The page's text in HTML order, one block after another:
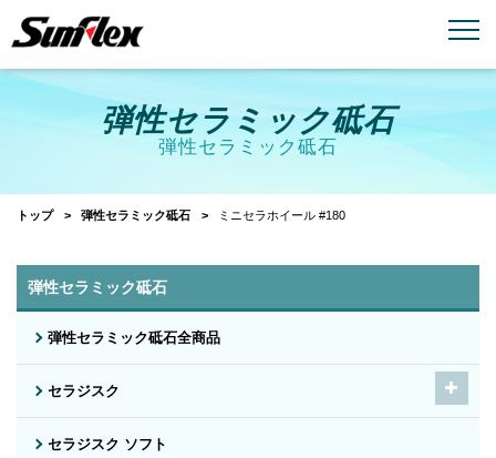
emailお問い合わせ
弾性セラミック砥石
弾性セラミック砥石
トップ 弾性セラミック砥石 ミニセラホイール #180
弾性セラミック砥石
弾性セラミック砥石全商品
セラジスク
セラジスク ソフト